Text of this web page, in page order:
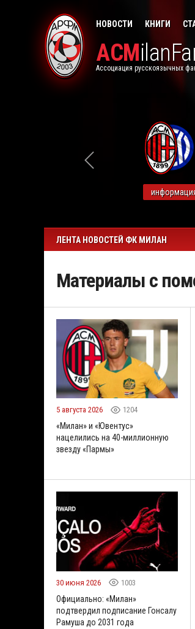
НОВОСТИ КНИГИ
ACM
Ассоциация русскоязычных
ЛЕНТА НОВОСТЕЙ ФК МИЛАН
Материалы с
5 августа 2026 1204
«Милан» и «Ювентус»
нацелились на 40-миллионную
звезду «Пармы»
30 июня 2026 1003
Официально: «Милан»
подтвердил подписание Гонсалу
Рамуша до 2031 года